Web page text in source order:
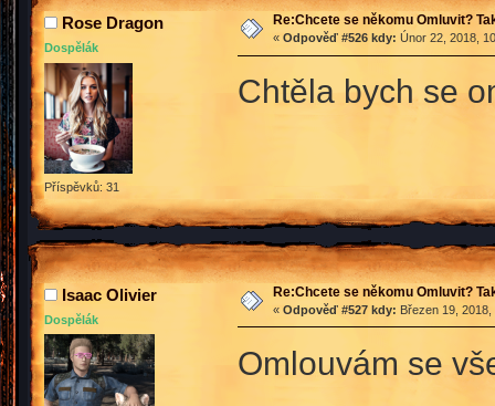
Rose Dragon
Dospělák
Příspěvků: 31
Re:Chcete se někomu Omluvit?
« Odpověď #526 kdy: Únor 22, 2018,
Chtěla bych se
Isaac Olivier
Dospělák
Re:Chcete se někomu Omluvit?
« Odpověď #527 kdy: Březen 19,
Omlouvám se